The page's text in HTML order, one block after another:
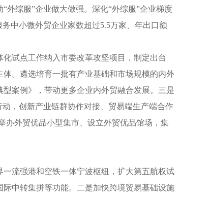
综服”企业做大做强。深化“外综服”企业梯度
中小微外贸企业家数超过5.5万家、年出口额
试点工作纳入市委改革攻坚项目，制定出台
。遴选培育一批有产业基础和市场规模的内外
案例》，带动更多企业内外贸融合发展。三是
，创新产业链群协作对接、贸易端生产端合作
办外贸优品小型集市、设立外贸优品馆场，集
流强港和空铁一体宁波枢纽，扩大第五航权试
中转集拼等功能。二是加快跨境贸易基础设施